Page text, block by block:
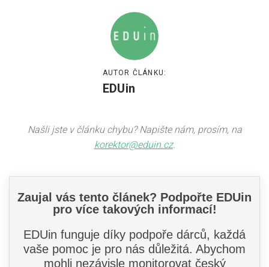
AUTOR ČLÁNKU:
EDUin
Našli jste v článku chybu? Napište nám, prosím, na
korektor@eduin.cz.